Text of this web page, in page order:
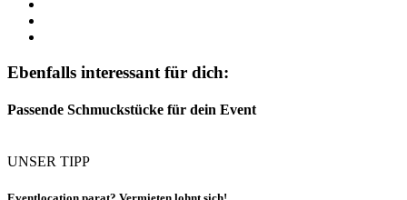
Ebenfalls interessant für dich:
Passende Schmuckstücke für dein Event
UNSER TIPP